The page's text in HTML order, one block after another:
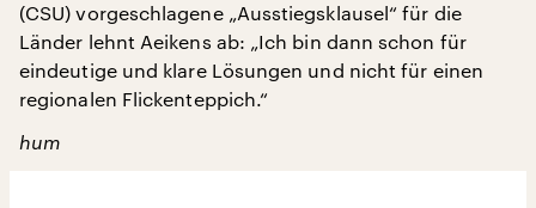
(CSU) vorgeschlagene „Ausstiegsklausel“ für die
Länder lehnt Aeikens ab: „Ich bin dann schon für
eindeutige und klare Lösungen und nicht für einen
regionalen Flickenteppich.“
hum